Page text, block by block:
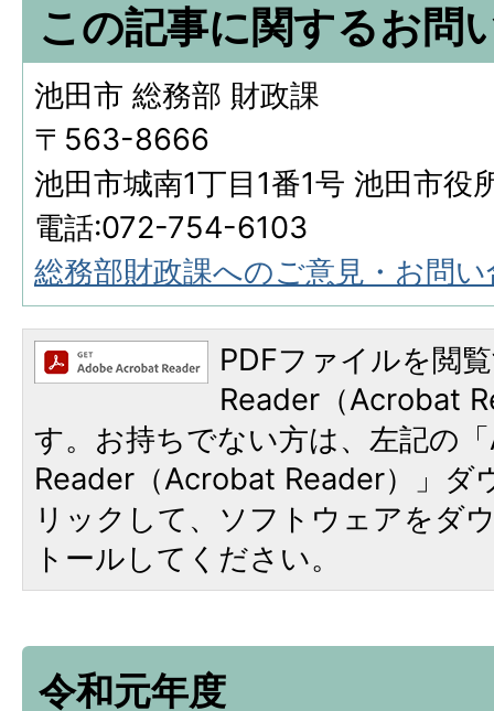
この記事に関するお問
池田市 総務部 財政課
〒563-8666
池田市城南1丁目1番1号 池田市役
電話:072-754-6103
総務部財政課へのご意見・お問
PDFファイルを閲
Reader（Acrobat
す。お持ちでない方は、左記の
Reader（Acrobat Reader）」ダ
リックして、ソフトウェアをダ
トールしてください。
令和元年度